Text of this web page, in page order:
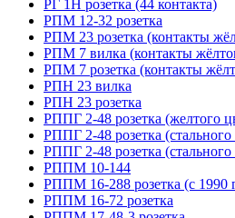
РГ 1Н розетка (44 контакта)
РПМ 12-32 розетка
РПМ 23 розетка (контакты
РПМ 7 вилка (контакты
РПМ 7 розетка (контакты
РПН 23 вилка
РПН 23 розетка
РППГ 2-48 розетка (желтого
РППГ 2-48 розетка
РППГ 2-48 розетка
РППМ 10-144
РППМ 16-288 розетка (с 1990
РППМ 16-72 розетка